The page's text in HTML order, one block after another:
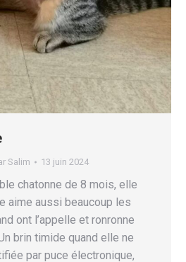
Salim 13 juin 2024
chatonne de 8 mois, elle
aime aussi beaucoup les
ont l’appelle et ronronne
brin timide quand elle ne
par puce électronique,